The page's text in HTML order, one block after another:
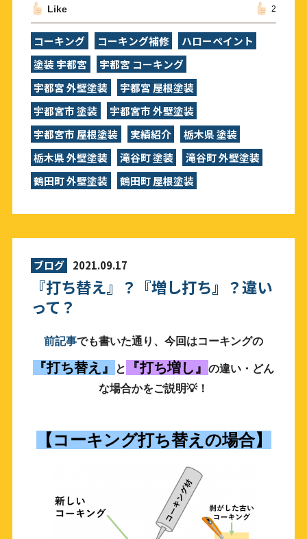
Like 2
コーキング コーキング補修
ハローペイント
塗装 宇都宮
宇都宮 コーキング
宇都宮 外壁塗装
宇都宮 屋根塗装
宇都宮市 塗装
宇都宮市 外壁塗装
宇都宮市 屋根塗装
実績紹介
栃木県 塗装
栃木県 外壁塗装
滝谷町 塗装
滝谷町 外壁塗装
鶴田町 外壁塗装
鶴田町 屋根塗装
ブログ 2021.09.17
『打ち替え』？『増し打ち』？違い
って？
前記事でも書いた通り、今回はコーキングの
『打ち替え』 と 『打ち増し』
の違い・どん
な場合かをご説明💡！
【コーキング打ち替えの場合】